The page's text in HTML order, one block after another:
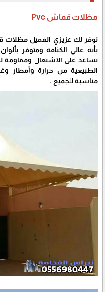
مظلات قماش Pvc
نوفر لك عزيزي العميل
بأنه عالي الكثافة ومتوفر
تساعد على الاشتعال ومقاومة
الطبيعية من حرارة وأمطار
مناسبة للجميع .